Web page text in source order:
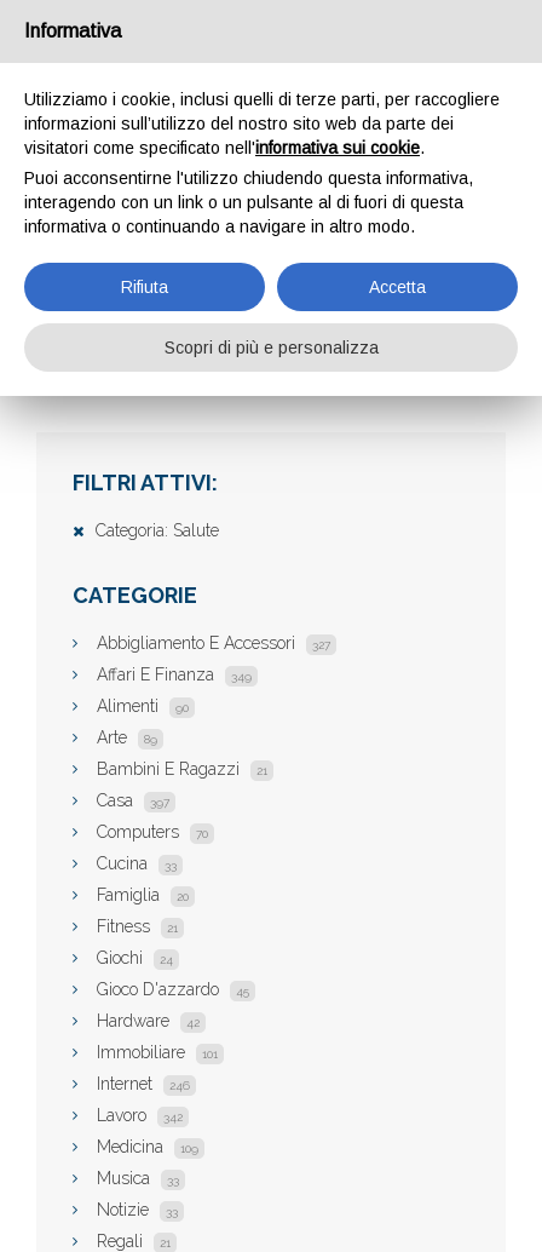
AZIENDE
Aziende
FILTRI ATTIVI:
Categoria: Salute
CATEGORIE
Abbigliamento E Accessori 327
Affari E Finanza 349
Alimenti 90
Arte 89
Bambini E Ragazzi 21
Casa 397
Computers 70
Cucina 33
Famiglia 20
Fitness 21
Giochi 24
Gioco D'azzardo 45
Hardware 42
Immobiliare 101
Internet 246
Lavoro 342
Medicina 109
Musica 33
Notizie 33
Regali 21
Informativa
Utilizziamo i cookie, inclusi quelli di terze parti, per raccogliere
informazioni sull’utilizzo del nostro sito web da parte dei
visitatori come specificato nell'informativa sui cookie.
Puoi acconsentirne l'utilizzo chiudendo questa informativa,
interagendo con un link o un pulsante al di fuori di questa
informativa o continuando a navigare in altro modo.
Rifiuta Accetta
Scopri di più e personalizza